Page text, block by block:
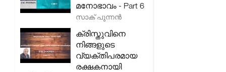
മനോഭാവം - Part 6
സാക് പുന്നൻ
ക്രിസ്തുവിനെ
നിങ്ങളുടെ
വ്യക്തിപരമായ
രക്ഷകനായി